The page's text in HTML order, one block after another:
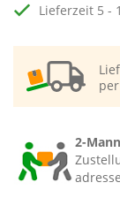
Lieferzeit 5 -
2-